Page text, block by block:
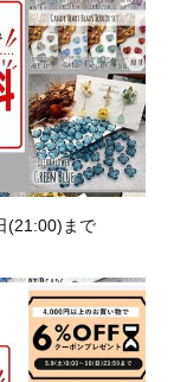
(21:00)まで